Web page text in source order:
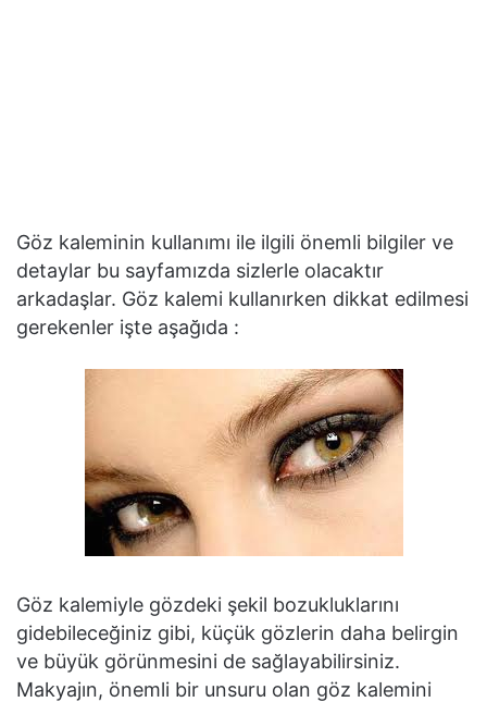
Göz kaleminin kullanımı ile ilgili önemli bilgiler ve
detaylar bu sayfamızda sizlerle olacaktır
arkadaşlar. Göz kalemi kullanırken dikkat edilmesi
gerekenler işte aşağıda :
Göz kalemiyle gözdeki şekil bozukluklarını
gidebileceğiniz gibi, küçük gözlerin daha belirgin
ve büyük görünmesini de sağlayabilirsiniz.
Makyajın, önemli bir unsuru olan göz kalemini